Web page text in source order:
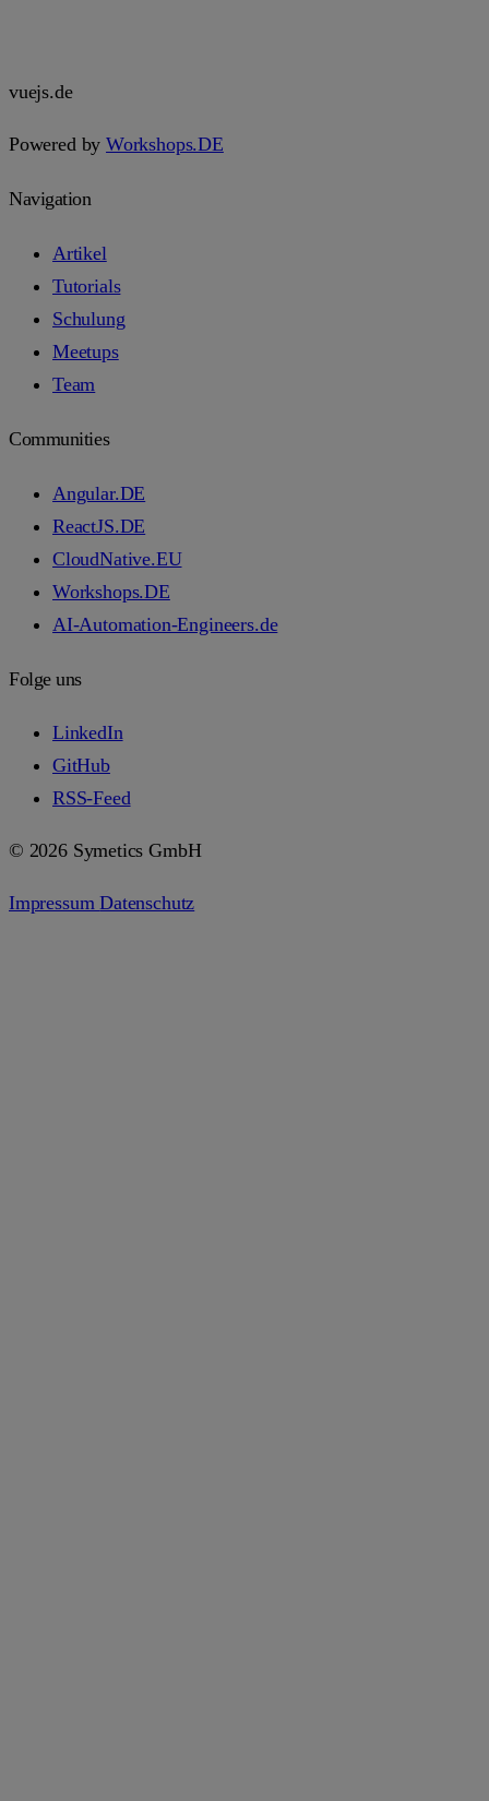
vuejs.de
Powered byWorkshops.DE
Navigation
Artikel
Tutorials
Schulung
Meetups
Team
Communities
Angular.DE
ReactJS.DE
CloudNative.EU
Workshops.DE
AI-Automation-Engineers.de
Folge uns
LinkedIn
GitHub
RSS-Feed
© 2026 Symetics GmbH
ImpressumDatenschutz